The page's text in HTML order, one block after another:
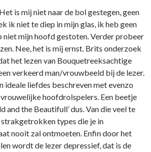
is mij niet naar de bol gestegen, geen
ik niet te diep in mijn glas, ik heb geen
niet mijn hoofd gestoten. Verder probeer
Nee, het is mij ernst. Brits onderzoek
het lezen van Bouquetreeksachtige
verkeerd man/vrouwbeeld bij de lezer.
ideale liefdes beschreven met evenzo
hoofdrolspelers. Een beetje
and the Beautifull’ dus. Van die veel te
types die je in
nooit zal ontmoeten. Enfin door het
wordt de lezer depressief, dat is de